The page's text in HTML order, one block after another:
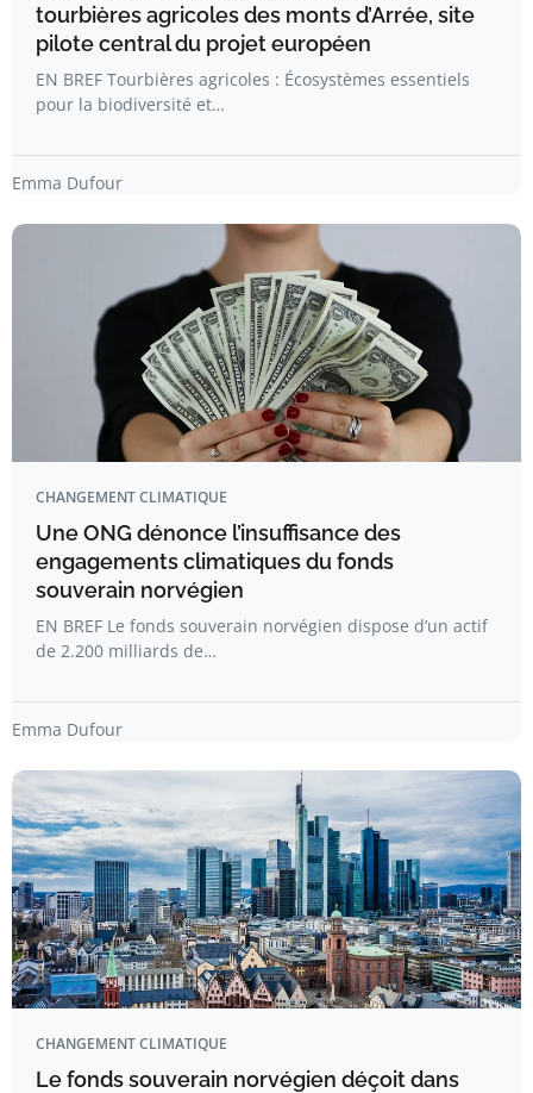
tourbières agricoles des monts d’Arrée, site
pilote central du projet européen
EN BREF Tourbières agricoles : Écosystèmes essentiels
pour la biodiversité et…
Emma Dufour
CHANGEMENT CLIMATIQUE
Une ONG dénonce l’insuffisance des
engagements climatiques du fonds
souverain norvégien
EN BREF Le fonds souverain norvégien dispose d’un actif
de 2.200 milliards de…
Emma Dufour
CHANGEMENT CLIMATIQUE
Le fonds souverain norvégien déçoit dans